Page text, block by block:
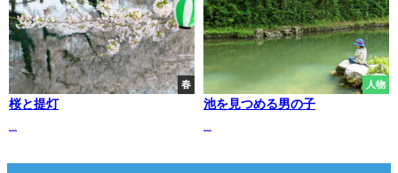
春
桜と提灯
人物
池を見つめる男の子